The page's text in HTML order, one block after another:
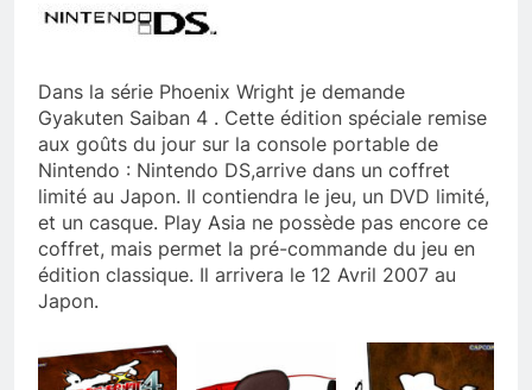
Dans la série Phoenix Wright je demande
Gyakuten Saiban 4 . Cette édition spéciale remise
aux goûts du jour sur la console portable de
Nintendo : Nintendo DS,arrive dans un coffret
limité au Japon. Il contiendra le jeu, un DVD limité,
et un casque. Play Asia ne possède pas encore ce
coffret, mais permet la pré-commande du jeu en
édition classique. Il arrivera le 12 Avril 2007 au
Japon.